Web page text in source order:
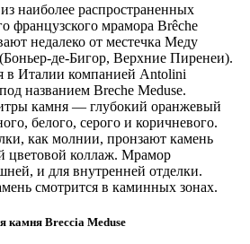
наиболее распространенных
французского мрамора Brêche
недалеко от местечка Меду
де-Бигор, Верхние Пиренеи).
в Италии компанией Antolini
названием Breche Meduse.
камня — глубокий оранжевый
белого, серого и коричневого.
как молнии, пронзают камень
цветовой коллаж. Мрамор
и для внутренней отделки.
смотрится в каминных зонах.
камня Breccia Meduse